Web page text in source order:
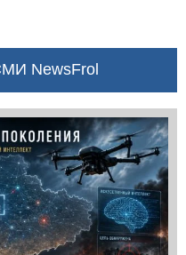
NewsFrol